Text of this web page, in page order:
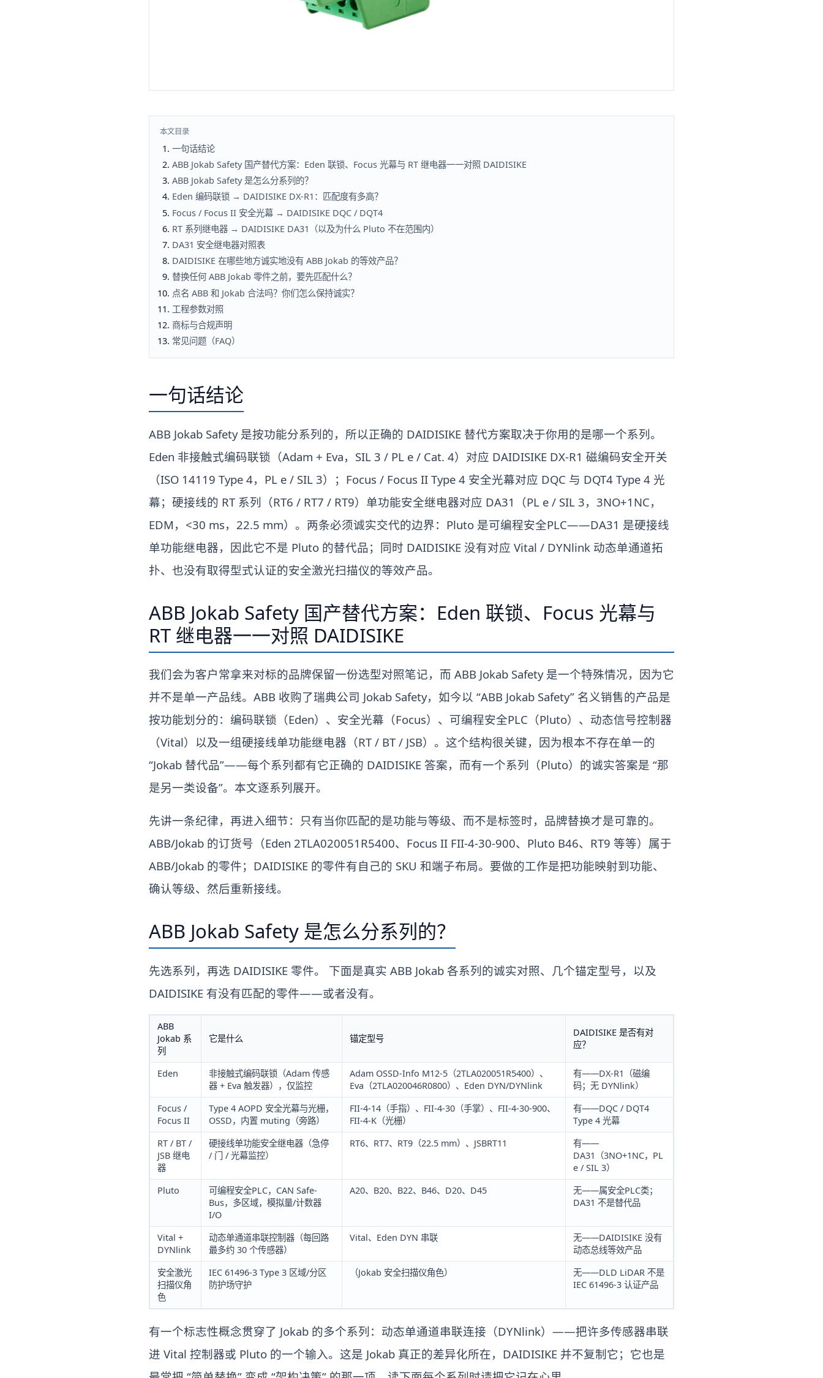
本文目录
一句话结论
ABB Jokab Safety 国产替代方案：Eden 联锁、Focus 光幕与 RT 继电器一一对照 DAIDISIKE
ABB Jokab Safety 是怎么分系列的？
Eden 编码联锁 → DAIDISIKE DX-R1：匹配度有多高？
Focus / Focus II 安全光幕 → DAIDISIKE DQC / DQT4
RT 系列继电器 → DAIDISIKE DA31（以及为什么 Pluto 不在范围内）
DA31 安全继电器对照表
DAIDISIKE 在哪些地方诚实地没有 ABB Jokab 的等效产品？
替换任何 ABB Jokab 零件之前，要先匹配什么？
点名 ABB 和 Jokab 合法吗？你们怎么保持诚实？
工程参数对照
商标与合规声明
常见问题（FAQ）
一句话结论
ABB Jokab Safety 是按功能分系列的，所以正确的 DAIDISIKE 替代方案取决于你用的是哪一个系列。
Eden 非接触式编码联锁（Adam + Eva，SIL 3 / PL e / Cat. 4）对应 DAIDISIKE DX-R1 磁编码安全开关
（ISO 14119 Type 4，PL e / SIL 3）；Focus / Focus II Type 4 安全光幕对应 DQC 与 DQT4 Type 4 光
幕；硬接线的 RT 系列（RT6 / RT7 / RT9）单功能安全继电器对应 DA31（PL e / SIL 3，3NO+1NC，
EDM，<30 ms，22.5 mm）。两条必须诚实交代的边界：Pluto 是可编程安全PLC——DA31 是硬接线
单功能继电器，因此它不是 Pluto 的替代品；同时 DAIDISIKE 没有对应 Vital / DYNlink 动态单通道拓
扑、也没有取得型式认证的安全激光扫描仪的等效产品。
ABB Jokab Safety 国产替代方案：Eden 联锁、Focus 光幕与
RT 继电器一一对照 DAIDISIKE
我们会为客户常拿来对标的品牌保留一份选型对照笔记，而 ABB Jokab Safety 是一个特殊情况，因为它
并不是单一产品线。ABB 收购了瑞典公司 Jokab Safety，如今以 “ABB Jokab Safety” 名义销售的产品是
按功能划分的：编码联锁（Eden）、安全光幕（Focus）、可编程安全PLC（Pluto）、动态信号控制器
（Vital）以及一组硬接线单功能继电器（RT / BT / JSB）。这个结构很关键，因为根本不存在单一的
“Jokab 替代品”——每个系列都有它正确的 DAIDISIKE 答案，而有一个系列（Pluto）的诚实答案是 “那
是另一类设备”。本文逐系列展开。
先讲一条纪律，再进入细节：只有当你匹配的是功能与等级、而不是标签时，品牌替换才是可靠的。
ABB/Jokab 的订货号（Eden 2TLA020051R5400、Focus II FII-4-30-900、Pluto B46、RT9 等等）属于
ABB/Jokab 的零件；DAIDISIKE 的零件有自己的 SKU 和端子布局。要做的工作是把功能映射到功能、
确认等级、然后重新接线。
ABB Jokab Safety 是怎么分系列的？
先选系列，再选 DAIDISIKE 零件。 下面是真实 ABB Jokab 各系列的诚实对照、几个锚定型号，以及
DAIDISIKE 有没有匹配的零件——或者没有。
ABB
Jokab 系
列
它是什么 锚定型号
DAIDISIKE 是否有对
应？
Eden
非接触式编码联锁（Adam 传感
器 + Eva 触发器），仅监控
Adam OSSD-Info M12-5（2TLA020051R5400）、
Eva（2TLA020046R0800）、Eden DYN/DYNlink
有——DX-R1（磁编
码；无 DYNlink）
Focus /
Focus II
Type 4 AOPD 安全光幕与光栅，
OSSD，内置 muting（旁路）
FII-4-14（手指）、FII-4-30（手掌）、FII-4-30-900、
FII-4-K（光栅）
有——DQC / DQT4
Type 4 光幕
RT / BT /
JSB 继电
器
硬接线单功能安全继电器（急停
/ 门 / 光幕监控）
RT6、RT7、RT9（22.5 mm）、JSBRT11
有——
DA31（3NO+1NC，PL
e / SIL 3）
Pluto
可编程安全PLC，CAN Safe-
Bus，多区域，模拟量/计数器
I/O
A20、B20、B22、B46、D20、D45
无——属安全PLC类；
DA31 不是替代品
Vital +
DYNlink
动态单通道串联控制器（每回路
最多约 30 个传感器）
Vital、Eden DYN 串联
无——DAIDISIKE 没有
动态总线等效产品
安全激光
扫描仪角
色
IEC 61496-3 Type 3 区域/分区
防护场守护
（Jokab 安全扫描仪角色）
无——DLD LiDAR 不是
IEC 61496-3 认证产品
有一个标志性概念贯穿了 Jokab 的多个系列：动态单通道串联连接（DYNlink）——把许多传感器串联
进 Vital 控制器或 Pluto 的一个输入。这是 Jokab 真正的差异化所在，DAIDISIKE 并不复制它；它也是